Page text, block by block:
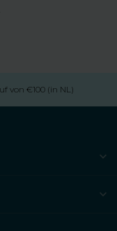
von €100 (in NL)